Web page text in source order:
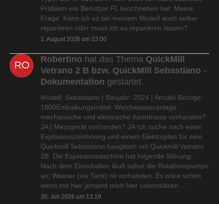
Problem wie Benutzer FL beschrieben hat. Meine
Frage: Kann ich es bei meinem Modell auch selber
reparieren oder muss ich es reparieren lassen?
1. August 2026 um 23:00
Robertino hat das Thema QuickMill
Vetrano 2 B bzw. QuickMill Sebastiano -
Dokumentation gestartet.
Modell: Sebastiano | Baujahr: 2024 | Anzahl Bezüge:
1800Entkalkungsmittel: Weichwasseranlage
mechanische und elektrische Kenntnisse vorhanden?
JA | Messgerät vorhanden? JA Ich suche nach einer
Explosionszeichnung und einem Elektroplan für eine
Quickmill Sebastiano baugleich mit Quickmill Vetrano
2B. Die Espressomaschine hat folgende Störung:
Nach dem Einschalten läuft sofort die Rotationspumpe
an; Wasser (via Tank) ist vorhanden. Es wäre schön
wenn mir hier jemand mich hier unterstützen…
30. Juli 2026 um 13:19